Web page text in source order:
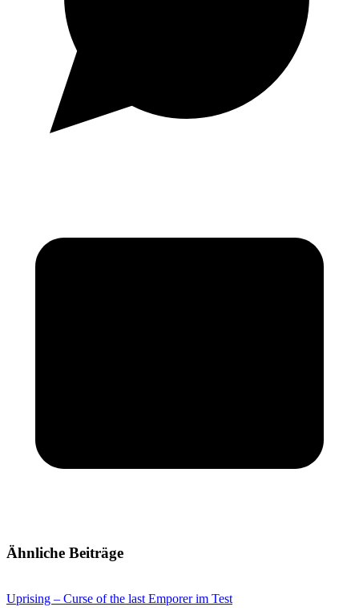
Ähnliche Beiträge
Uprising – Curse of the last Emporer im Test